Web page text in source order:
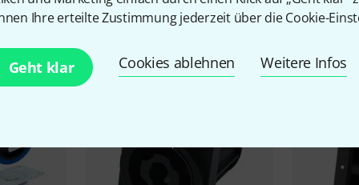
Ihre erteilte Zustimmung jederzeit über die Cookie-
Geht klar Cookies ablehnen Weitere Infos
& passende